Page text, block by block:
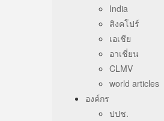
India
สิงคโปร์
เอเชีย
อาเชี่ยน
CLMV
world articles
องค์กร
ปปช.